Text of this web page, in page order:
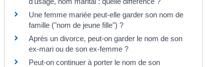
Une femme mariée peut-elle garder son nom de
famille ("nom de jeune fille") ?
Après un divorce, peut-on garder le nom de son
ex-mari ou de son ex-femme ?
Peut-on continuer à porter le nom de son